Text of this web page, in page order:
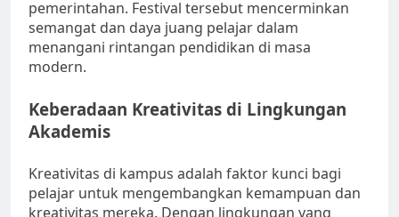
pemerintahan. Festival tersebut mencerminkan
semangat dan daya juang pelajar dalam
menangani rintangan pendidikan di masa
modern.
Keberadaan Kreativitas di Lingkungan
Akademis
Kreativitas di kampus adalah faktor kunci bagi
pelajar untuk mengembangkan kemampuan dan
kreativitas mereka. Dengan lingkungan yang